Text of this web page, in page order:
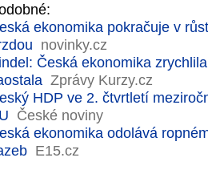
ekonomika pokračuje v
novinky.cz
Česká ekonomika
Zprávy Kurzy.cz
HDP ve 2. čtvrtletí
České noviny
ekonomika odolává
E15.cz